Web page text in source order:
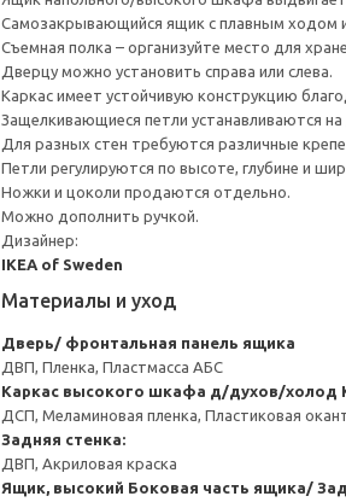
Cамозакрывающийся ящик с плавным ходом
Съемная полка – организуйте место для
Дверцу можно установить справа или слева.
Каркас имеет устойчивую конструкцию
Защелкивающиеся петли устанавливаются
Для разных стен требуются различные
Петли регулируются по высоте, глубине и
Ножки и цоколи продаются отдельно.
Можно дополнить ручкой.
Дизайнер:
IKEA of Sweden
Материалы и уход
Дверь/ фронтальная панель ящика
ДВП, Пленка, Пластмасса АБС
Каркас высокого шкафа д/духов/холод
ДСП, Меламиновая пленка, Пластиковая
Задняя стенка:
ДВП, Акриловая краска
Ящик, высокий Боковая часть ящика/